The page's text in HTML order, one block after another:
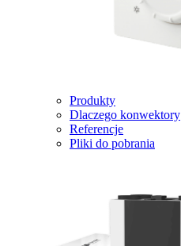
Produkty
Dlaczego konwektory
Referencje
Pliki do pobrania